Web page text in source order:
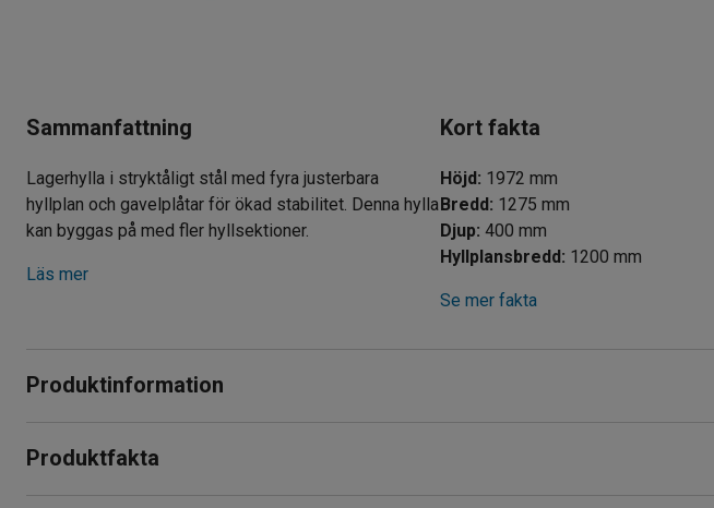
Sammanfattning
Lagerhylla i stryktåligt stål med fyra justerbara
hyllplan och gavelplåtar för ökad stabilitet. Denna hylla
kan byggas på med fler hyllsektioner.
Läs mer
Kort fakta
Höjd : 1972 mm
Bredd : 1275 mm
Djup: 400 mm
Hyllplansbredd : 1200 mm
Se mer fakta
Produktinformation
industrier, butiker och även kontor. Hyllan har låg egenvikt och gavelplåtar för ökad stabilitet.
Produktfakta